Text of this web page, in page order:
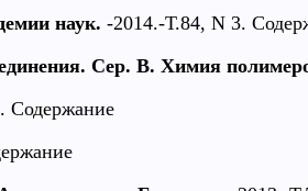
наук. -2014.-Т.84, N 3.
Сер. В. Химия
Содержание